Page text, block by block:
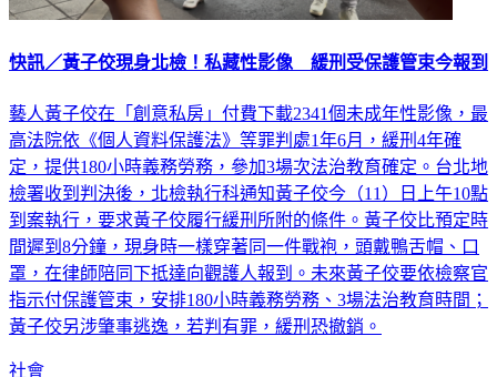
藝人黃子佼在「創意私房」付費下載2341個未成年性影像，最
高法院依《個人資料保護法》等罪判處1年6月，緩刑4年確
定，提供180小時義務勞務，參加3場次法治教育確定。台北地
檢署收到判決後，北檢執行科通知黃子佼今（11）日上午10點
到案執行，要求黃子佼履行緩刑所附的條件。黃子佼比預定時
間遲到8分鐘，現身時一樣穿著同一件戰袍，頭戴鴨舌帽、口
罩，在律師陪同下抵達向觀護人報到。未來黃子佼要依檢察官
指示付保護管束，安排180小時義務勞務、3場法治教育時間；